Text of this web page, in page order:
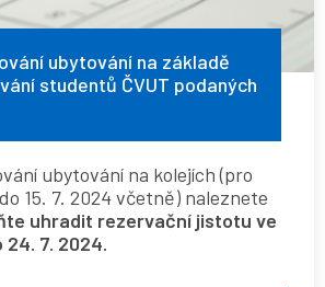
ubytování na základě
studentů ČVUT podaných
ubytování na kolejích (pro
15. 7. 2024 včetně) naleznete
uhradit rezervační jistotu ve
24. 7. 2024.